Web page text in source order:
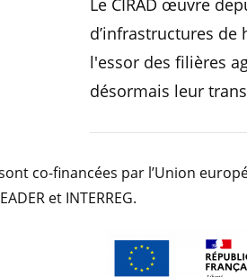
Le CIRAD œuvre
d’infrastructures
l'essor des filières
désormais leur
co-financées par l’Union
et INTERREG.